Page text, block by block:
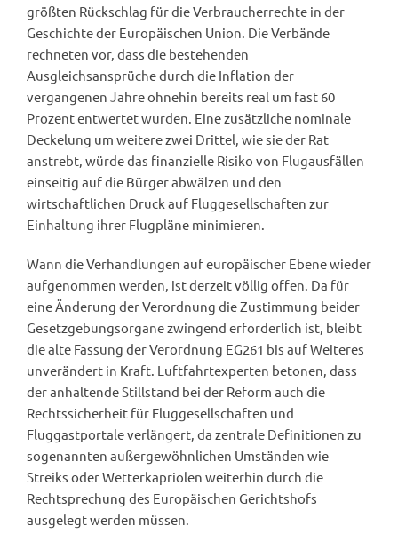
größten Rückschlag für die Verbraucherrechte in der
Geschichte der Europäischen Union. Die Verbände
rechneten vor, dass die bestehenden
Ausgleichsansprüche durch die Inflation der
vergangenen Jahre ohnehin bereits real um fast 60
Prozent entwertet wurden. Eine zusätzliche nominale
Deckelung um weitere zwei Drittel, wie sie der Rat
anstrebt, würde das finanzielle Risiko von Flugausfällen
einseitig auf die Bürger abwälzen und den
wirtschaftlichen Druck auf Fluggesellschaften zur
Einhaltung ihrer Flugpläne minimieren.
Wann die Verhandlungen auf europäischer Ebene wieder
aufgenommen werden, ist derzeit völlig offen. Da für
eine Änderung der Verordnung die Zustimmung beider
Gesetzgebungsorgane zwingend erforderlich ist, bleibt
die alte Fassung der Verordnung EG261 bis auf Weiteres
unverändert in Kraft. Luftfahrtexperten betonen, dass
der anhaltende Stillstand bei der Reform auch die
Rechtssicherheit für Fluggesellschaften und
Fluggastportale verlängert, da zentrale Definitionen zu
sogenannten außergewöhnlichen Umständen wie
Streiks oder Wetterkapriolen weiterhin durch die
Rechtsprechung des Europäischen Gerichtshofs
ausgelegt werden müssen.